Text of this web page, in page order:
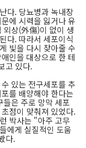
다. 당뇨병과 녹내장
에 시력을 잃거나 유
외상(外傷)이 없이 생
다. 따라서 세포이식
빛을 다시 찾아줄 수
인을 대상으로 한 테
고 있다.
있는 전구세포를 추
를 배양해야 한다는
은 주로 망막 세포
점이 맞춰져 있었다.
박사는 "아주 고무
에게 실질적인 도움
다.